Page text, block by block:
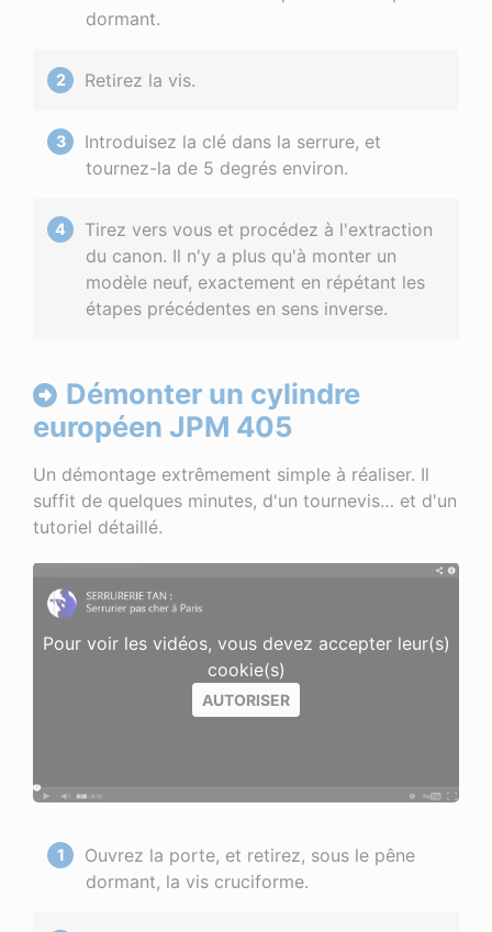
dormant.
Retirez la vis.
Introduisez la clé dans la serrure, et
tournez-la de 5 degrés environ.
Tirez vers vous et procédez à l'extraction
du canon. Il n'y a plus qu'à monter un
modèle neuf, exactement en répétant les
étapes précédentes en sens inverse.
Démonter un cylindre
européen JPM 405
Un démontage extrêmement simple à réaliser. Il
suffit de quelques minutes, d'un tournevis… et d'un
tutoriel détaillé.
Pour voir les vidéos, vous devez accepter leur(s)
cookie(s)
AUTORISER
Ouvrez la porte, et retirez, sous le pêne
dormant, la vis cruciforme.